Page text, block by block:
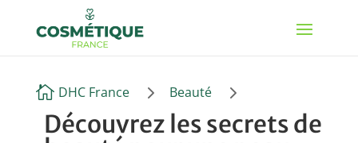
 DHC France 5 Beauté 5
Découvrez les secrets de